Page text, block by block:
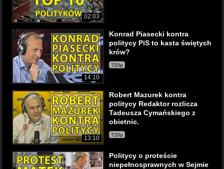
02:03
14:10
Konrad Piasecki kontra
politycy PiS to kasta świętych
krów?
720p
13:10
Robert Mazurek kontra
politycy Redaktor rozlicza
Tadeusza Cymańskiego z
obietnic.
720p
Politycy o proteście
niepełnosprawnych w Sejmie